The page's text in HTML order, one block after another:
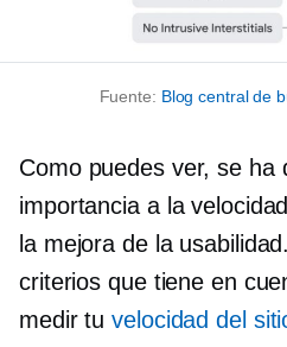
Fuente: Blog central de
Como puedes ver, se ha
importancia a la
la mejora de la
criterios que tiene en
medir tuvelocidad del